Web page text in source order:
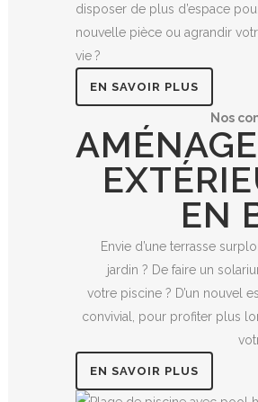
disposer de plus d’espace
nouvelle pièce ou agrandir
vie ?
EN SAVOIR PLUS
Nos
EN
Envie d’une terrasse
jardin ? De faire un
votre piscine ? D’un nouvel
convivial, pour profiter plus
EN SAVOIR PLUS